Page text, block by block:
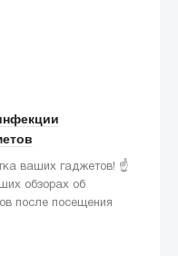
ваших гаджетов! ☝️
обзорах об
после посещения